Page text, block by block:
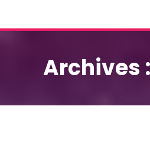
Archives :